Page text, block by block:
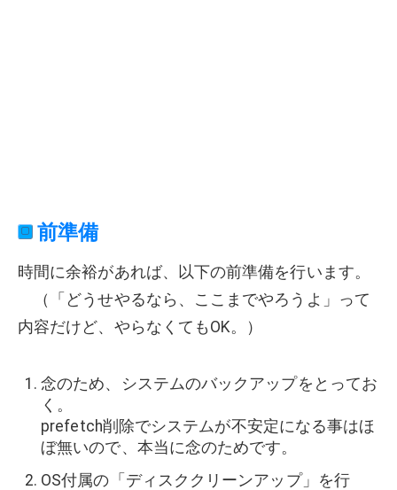
前準備
時間に余裕があれば、以下の前準備を行います。
（「どうせやるなら、ここまでやろうよ」って
内容だけど、やらなくてもOK。）
念のため、システムのバックアップをとってお
く。
prefetch削除でシステムが不安定になる事はほ
ぼ無いので、本当に念のためです。
OS付属の「ディスククリーンアップ」を行